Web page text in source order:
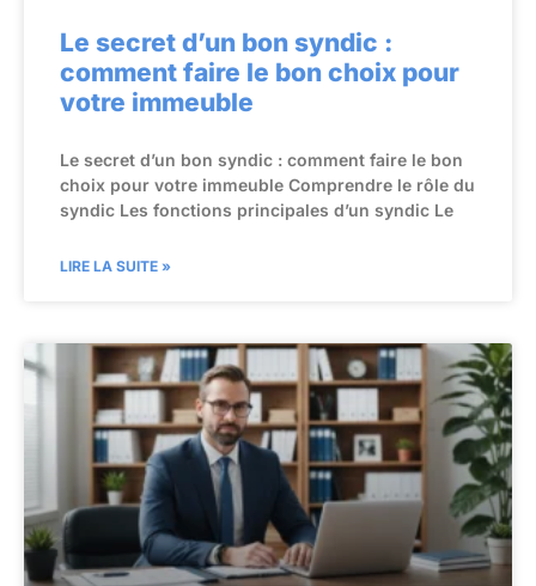
Le secret d’un bon syndic :
comment faire le bon choix pour
votre immeuble
Le secret d’un bon syndic : comment faire le bon
choix pour votre immeuble Comprendre le rôle du
syndic Les fonctions principales d’un syndic Le
LIRE LA SUITE »